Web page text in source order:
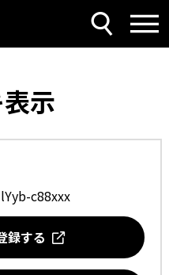
示
c88xxx
録する